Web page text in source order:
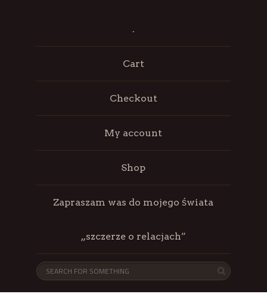
.
Cart
Checkout
My account
Shop
Zapraszam was do mojego świata
„szczerze o relacjach”